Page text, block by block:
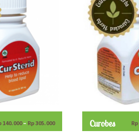
140.000– Rp305.000 Curobes Rp